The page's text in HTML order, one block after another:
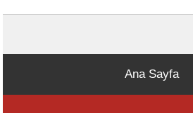
Ana Sayfa